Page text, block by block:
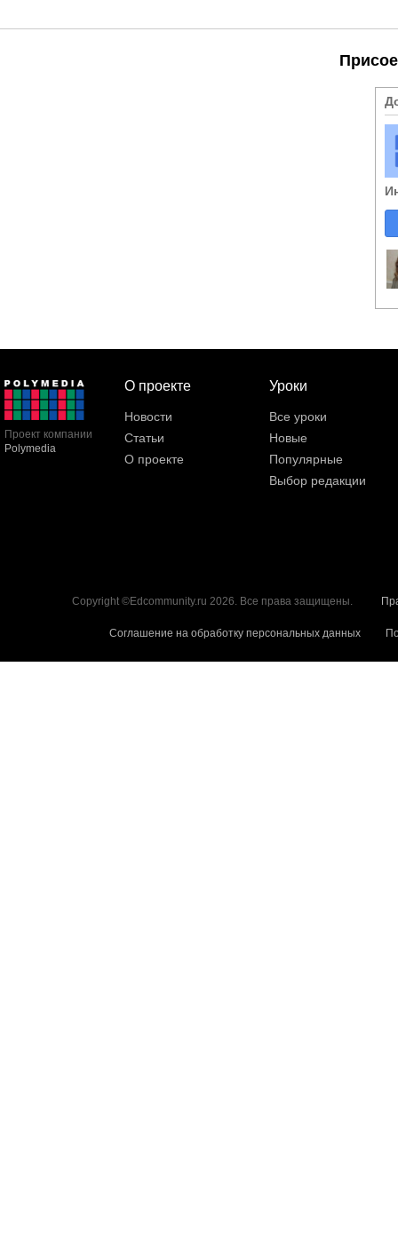
Проект компании
Polymedia
О проекте
Новости
Статьи
О проекте
Уроки
Все уроки
Новые
Популярные
Выбор редакции
Copyright ©Edcommunity.ru 2026. Все права защищены.
Соглашение на обработку персональных данных